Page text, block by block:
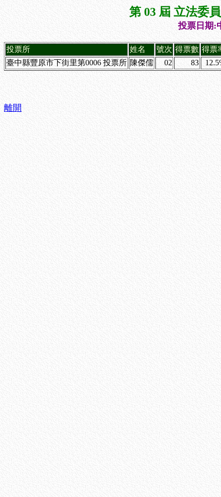
第 03 屆 立法委
投票日期:
投票所 姓名 號次 得票數 得票
臺中縣豐原市下街里第0006 投票所 陳傑儒 02 83
離開